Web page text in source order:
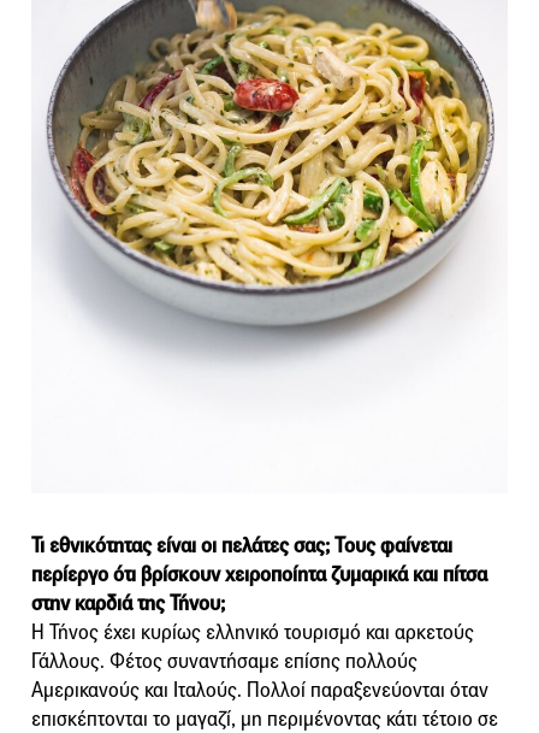
Τι εθνικότητας είναι οι πελάτες σας; Τους φαίνεται
περίεργο ότι βρίσκουν χειροποίητα ζυμαρικά και πίτσα
στην καρδιά της Τήνου;
Η Τήνος έχει κυρίως ελληνικό τουρισμό και αρκετούς
Γάλλους. Φέτος συναντήσαμε επίσης πολλούς
Αμερικανούς και Ιταλούς. Πολλοί παραξενεύονται όταν
επισκέπτονται το μαγαζί, μη περιμένοντας κάτι τέτοιο σε